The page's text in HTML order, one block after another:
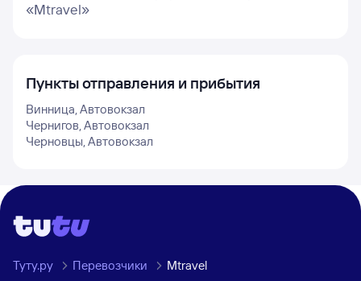
«Mtravel»
Пункты отправления и прибытия
Винница, Автовокзал
Чернигов, Автовокзал
Черновцы, Автовокзал
Туту.ру Перевозчики Mtravel